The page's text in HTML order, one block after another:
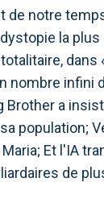
de notre
la
nombre infini
Brother a
population;
Et l'IA
de